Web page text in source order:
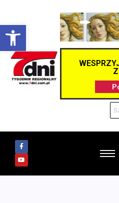
Otwórz pasek